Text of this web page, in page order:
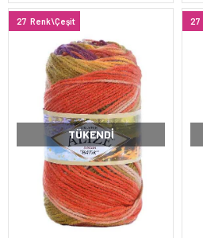
27 Renk\Çeşit
TÜKENDI
27